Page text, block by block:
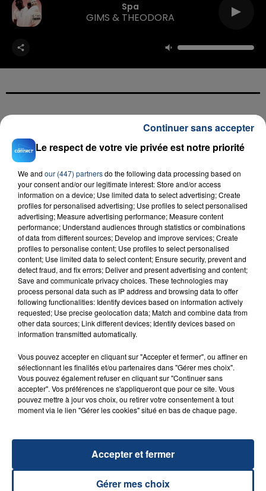
Spa
GIMS & THEODORA
23 juillet 2026
INCENDIE MORTEL À LENS : UNE FEMME ET
SON BÉBÉ ENTRE LA VIE ET LA...
Un homme s'est immolé par le feu après avoir
aspergé sa compagne et leur bébé de trois mois
d'un liquide inflammable.
20 juillet 2026
UNE ADOLESCENTE DEVANT SE FAIRE
OPÉRER DE LA CHEVILLE RESSORT DE LA...
TITRES DIFFUSÉS
Le respect de votre vie privée est notre priorité
We and our (447) partnersdo the following data processing based on
your consent and/or our legitimate interest: Store and/or access
information on a device; Use limited data to select advertising; Create
profiles for personalised advertising; Use profiles to select personalised
advertising; Measure advertising performance; Measure content
performance; Understand audiences through statistics or combinations
of data from different sources; Develop and improve services; Create
profiles to personalise content; Use profiles to select personalised
content; Use limited data to select content; Ensure security, prevent and
detect fraud, and fix errors; Deliver and present advertising and content;
Save and communicate privacy choices. These technologies may
process personal data such as IP address and browsing data to offer
following functionalities: Identify devices based on information actively
requested; Use precise geolocation data; Match and combine data from
other data sources; Link different devices; Identify devices based on
information transmitted automatically.
Vous pouvez accepter en cliquant sur "Accepter et fermer", ou affiner en
sélectionnant les finalités et/ou partenaires dans "Gérer mes choix".
Vous pouvez également refuser en cliquant sur "Continuer sans
accepter". Vos préférences ne s'appliqueront que pour ce site. Vous
pouvez mettre à jour vos choix, ou retirer votre consentement à tout
moment via le lien "Gérer les cookies" situé en bas de chaque page.
Gérer mes choix
Accepter et fermer
Continuer sans accepter